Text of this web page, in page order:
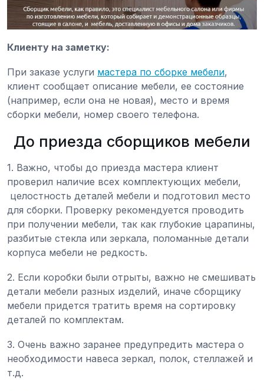
Клиенту на заметку:
При заказе услуги мастера по сборке мебели,
клиент сообщает описание мебели, ее состояние
(например, если она не новая), место и время
сборки мебели, номер своего телефона.
До приезда сборщиков мебели
1. Важно, чтобы до приезда мастера клиент
проверил наличие всех комплектующих мебели,
целостность деталей мебели и подготовил место
для сборки. Проверку рекомендуется проводить
при получении мебели, так как глубокие царапины,
разбитые стекла или зеркала, поломанные детали
корпуса мебели не редкость.
2. Если коробки были отрыты, важно не смешивать
детали мебели разных изделий, иначе сборщику
мебели придется тратить время на сортировку
деталей по комплектам.
3. Очень важно заранее предупредить мастера о
необходимости навеса зеркал, полок, стеллажей и
т.д.